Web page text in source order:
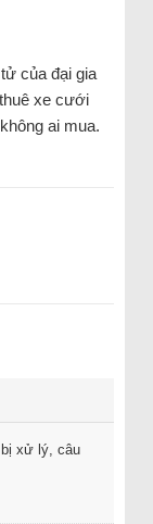
của đại gia
xe cưới
ai mua.
bị xử lý, câu